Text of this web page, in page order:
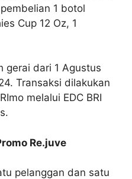
1 botol
Cup 12 Oz, 1
gerai dari 1 Agustus
Transaksi dilakukan
melalui EDC BRI
Re.juve
pelanggan dan satu